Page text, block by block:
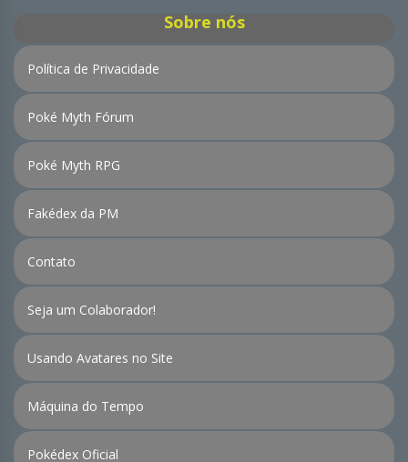
Sobre nós
Política de Privacidade
Poké Myth Fórum
Poké Myth RPG
Fakédex da PM
Contato
Seja um Colaborador!
Usando Avatares no Site
Máquina do Tempo
Pokédex Oficial